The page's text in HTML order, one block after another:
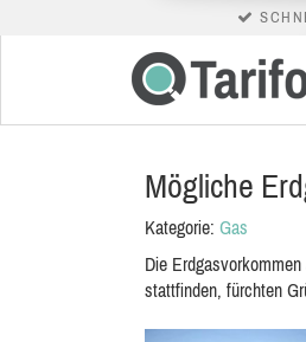
Mögliche
Kategorie: Gas
Die
stattfinden, fürchten